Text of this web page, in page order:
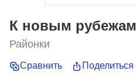
К новым рубежам
Районки
Сравнить Поделиться